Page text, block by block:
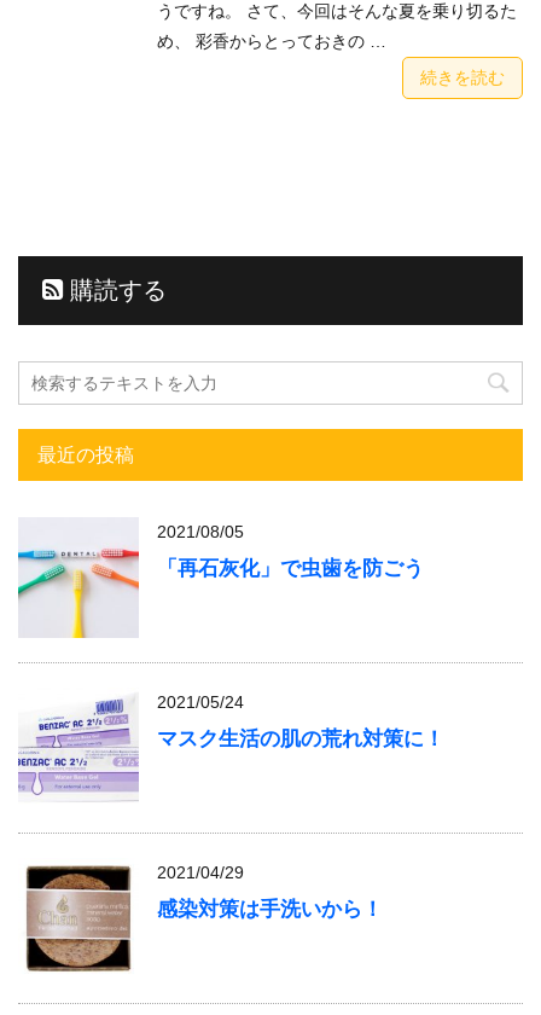
うですね。 さて、今回はそんな夏を乗り切るた
め、 彩香からとっておきの …
続きを読む
購読する
最近の投稿
2021/08/05
「再石灰化」で虫歯を防ごう
2021/05/24
マスク生活の肌の荒れ対策に！
2021/04/29
感染対策は手洗いから！